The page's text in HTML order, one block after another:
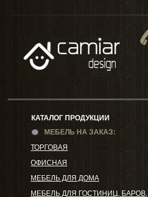
КАТАЛОГ ПРОДУКЦИИ
МЕБЕЛЬ НА ЗАКАЗ:
ТОРГОВАЯ
ОФИСНАЯ
МЕБЕЛЬ ДЛЯ ДОМА
МЕБЕЛЬ ДЛЯ ГОСТИНИЦ, БАРОВ,